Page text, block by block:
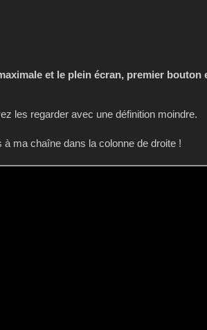
et le plein écran, premier bouton
les regarder avec une définition moindre.
à ma chaîne dans la colonne de droite !